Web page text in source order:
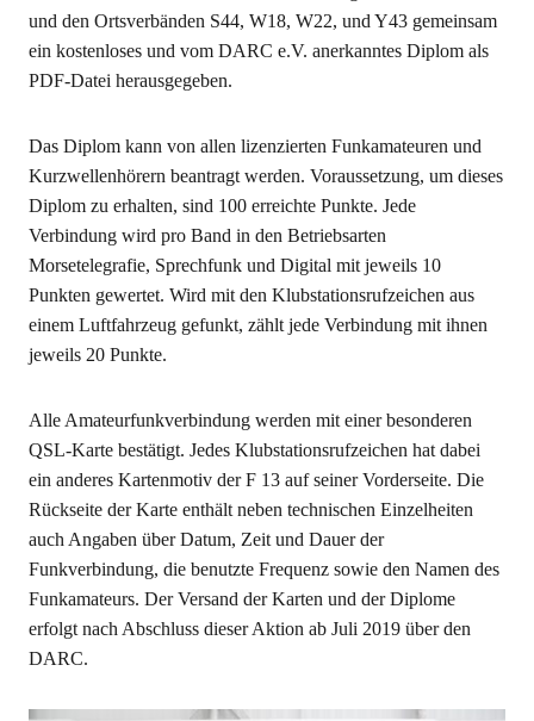
und den Ortsverbänden S44, W18, W22, und Y43 gemeinsam
ein kostenloses und vom DARC e.V. anerkanntes Diplom als
PDF-Datei herausgegeben.
Das Diplom kann von allen lizenzierten Funkamateuren und
Kurzwellenhörern beantragt werden. Voraussetzung, um dieses
Diplom zu erhalten, sind 100 erreichte Punkte. Jede
Verbindung wird pro Band in den Betriebsarten
Morsetelegrafie, Sprechfunk und Digital mit jeweils 10
Punkten gewertet. Wird mit den Klubstationsrufzeichen aus
einem Luftfahrzeug gefunkt, zählt jede Verbindung mit ihnen
jeweils 20 Punkte.
Alle Amateurfunkverbindung werden mit einer besonderen
QSL-Karte bestätigt. Jedes Klubstationsrufzeichen hat dabei
ein anderes Kartenmotiv der F 13 auf seiner Vorderseite. Die
Rückseite der Karte enthält neben technischen Einzelheiten
auch Angaben über Datum, Zeit und Dauer der
Funkverbindung, die benutzte Frequenz sowie den Namen des
Funkamateurs. Der Versand der Karten und der Diplome
erfolgt nach Abschluss dieser Aktion ab Juli 2019 über den
DARC.